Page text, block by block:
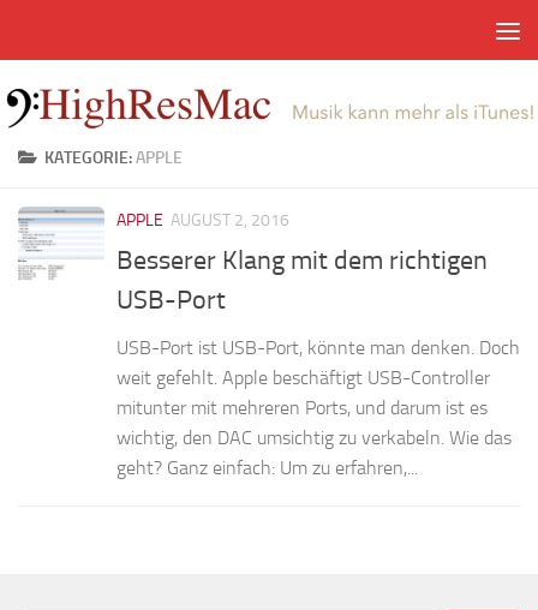
KATEGORIE:APPLE
APPLE AUGUST 2, 2016
Besserer Klang mit dem richtigen
USB-Port
USB-Port ist USB-Port, könnte man denken. Doch
weit gefehlt. Apple beschäftigt USB-Controller
mitunter mit mehreren Ports, und darum ist es
wichtig, den DAC umsichtig zu verkabeln. Wie das
geht? Ganz einfach: Um zu erfahren,...